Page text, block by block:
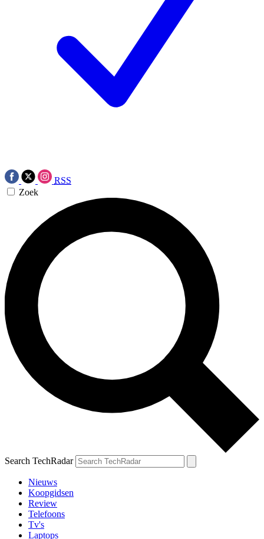
RSS
Zoek
Search TechRadar
Nieuws
Koopgidsen
Review
Telefoons
Tv's
Laptops